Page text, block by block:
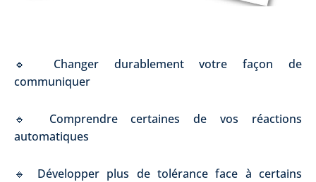
🔹 Changer durablement votre façon de
communiquer
🔹 Comprendre certaines de vos réactions
automatiques
🔹 Développer plus de tolérance face à certains